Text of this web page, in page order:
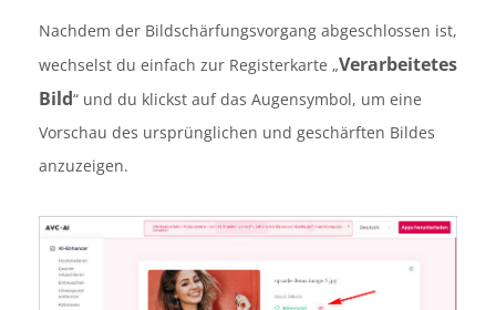
Nachdem der Bildschärfungsvorgang abgeschlossen ist,
wechselst du einfach zur Registerkarte „Verarbeitetes
Bild“ und du klickst auf das Augensymbol, um eine
Vorschau des ursprünglichen und geschärften Bildes
anzuzeigen.